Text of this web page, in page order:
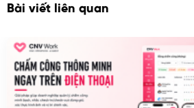
Bài viết liên quan